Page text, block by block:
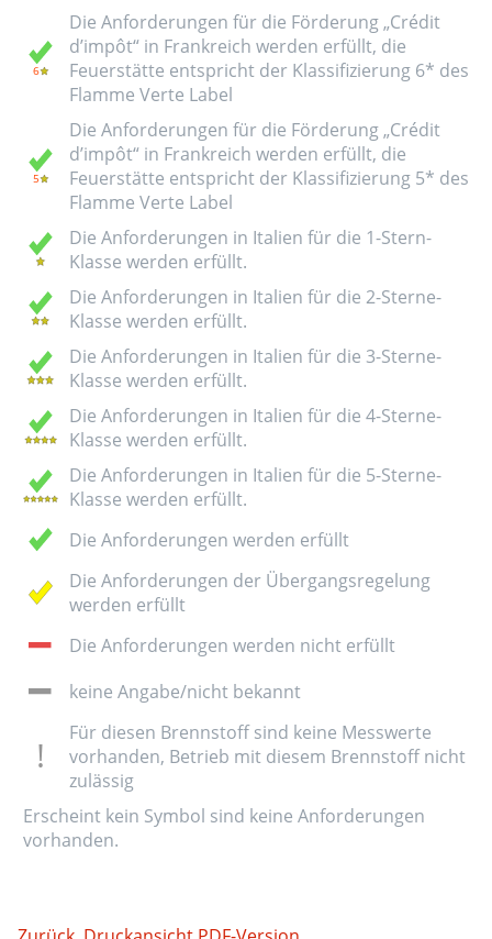
Die Anforderungen für die Förderung „Crédit
d’impôt“ in Frankreich werden erfüllt, die
Feuerstätte entspricht der Klassifizierung 6* des
Flamme Verte Label
Die Anforderungen für die Förderung „Crédit
d’impôt“ in Frankreich werden erfüllt, die
Feuerstätte entspricht der Klassifizierung 5* des
Flamme Verte Label
Die Anforderungen in Italien für die 1-Stern-
Klasse werden erfüllt.
Die Anforderungen in Italien für die 2-Sterne-
Klasse werden erfüllt.
Die Anforderungen in Italien für die 3-Sterne-
Klasse werden erfüllt.
Die Anforderungen in Italien für die 4-Sterne-
Klasse werden erfüllt.
Die Anforderungen in Italien für die 5-Sterne-
Klasse werden erfüllt.
Die Anforderungen werden erfüllt
Die Anforderungen der Übergangsregelung
werden erfüllt
Die Anforderungen werden nicht erfüllt
keine Angabe/nicht bekannt
Für diesen Brennstoff sind keine Messwerte
vorhanden, Betrieb mit diesem Brennstoff nicht
zulässig
Erscheint kein Symbol sind keine Anforderungen
vorhanden.